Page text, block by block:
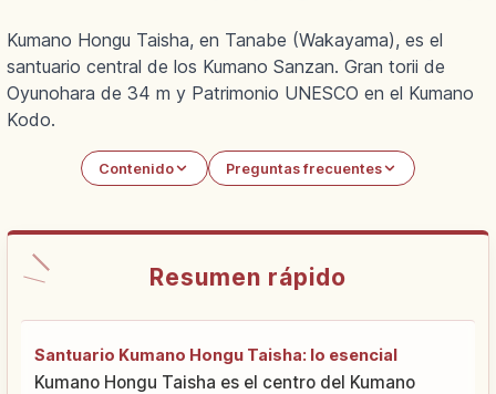
Kumano Hongu Taisha, en Tanabe (Wakayama), es el
santuario central de los Kumano Sanzan. Gran torii de
Oyunohara de 34 m y Patrimonio UNESCO en el Kumano
Kodo.
Contenido Preguntas frecuentes
Resumen rápido
Santuario Kumano Hongu Taisha: lo esencial
Kumano Hongu Taisha es el centro del Kumano